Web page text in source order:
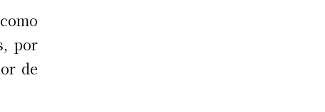
por
de